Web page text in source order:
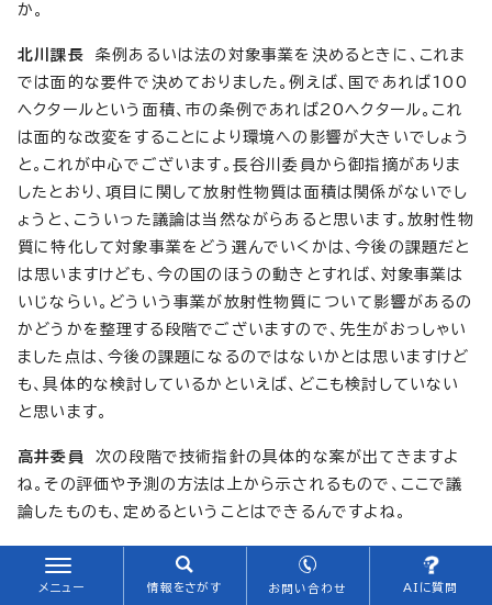
か。
北川課長 条例あるいは法の対象事業を決めるときに、これま
では面的な要件で決めておりました。例えば、国であれば100
ヘクタールという面積、市の条例であれば20ヘクタール。これ
は面的な改変をすることにより環境への影響が大きいでしょう
と。これが中心でございます。長谷川委員から御指摘がありま
したとおり、項目に関して放射性物質は面積は関係がないでし
ょうと、こういった議論は当然ながらあると思います。放射性物
質に特化して対象事業をどう選んでいくかは、今後の課題だと
は思いますけども、今の国のほうの動きとすれば、対象事業は
いじならい。どういう事業が放射性物質について影響があるの
かどうかを整理する段階でございますので、先生がおっしゃい
ました点は、今後の課題になるのではないかとは思いますけど
も、具体的な検討しているかといえば、どこも検討していない
と思います。
高井委員 次の段階で技術指針の具体的な案が出てきますよ
ね。その評価や予測の方法は上から示されるもので、ここで議
論したものも、定めるということはできるんですよね。
北川課長 もちろんです。市の条例ですので。
メニュー 情報をさがす お問い合わせ AIに質問